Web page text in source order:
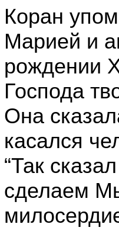
Коран
Марией и
рождении
Господа
Она
касался
“Так
сделаем